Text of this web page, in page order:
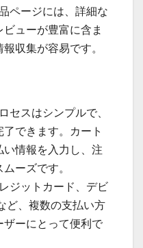
ページには、詳細な
ューが豊富に含ま
収集が容易です。
セスはシンプルで、
できます。カート
情報を入力し、注
ーズです。
ジットカード、デビ
ど、複数の支払い方
ザーにとって便利で